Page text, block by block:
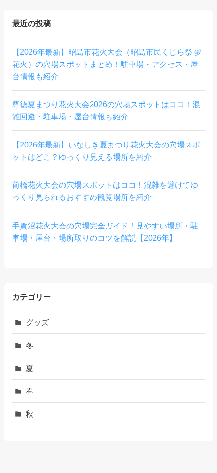
最近の投稿
【2026年最新】昭島市花火大会（昭島市民くじら祭 夢
花火）の穴場スポットまとめ！駐車場・アクセス・屋
台情報も紹介
尊徳夏まつり花火大会2026の穴場スポットはココ！混
雑回避・駐車場・屋台情報も紹介
【2026年最新】いなしき夏まつり花火大会の穴場スポ
ットはどこ？ゆっくり見える場所を紹介
前橋花火大会の穴場スポットはココ！混雑を避けてゆ
っくり見られるおすすめ観覧場所を紹介
手賀沼花火大会の穴場完全ガイド！見やすい場所・駐
車場・屋台・場所取りのコツを解説【2026年】
カテゴリー
グッズ
冬
夏
春
秋